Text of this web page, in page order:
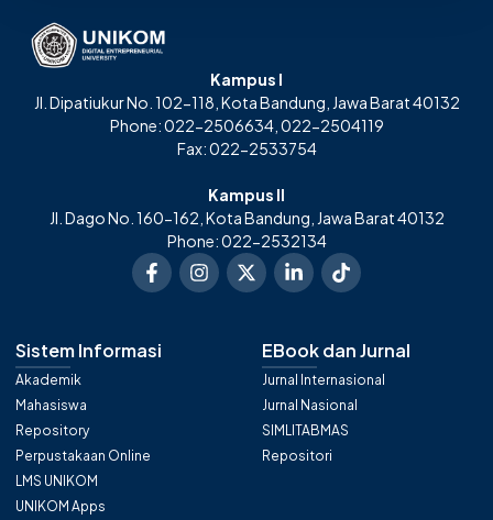
Kampus I
Jl. Dipatiukur No. 102-118, Kota Bandung, Jawa Barat 40132
Phone: 022-2506634, 022-2504119
Fax: 022-2533754
Kampus II
Jl. Dago No. 160-162, Kota Bandung, Jawa Barat 40132
Phone: 022-2532134
Sistem Informasi
Akademik
Mahasiswa
Repository
Perpustakaan Online
LMS UNIKOM
UNIKOM Apps
EBook dan Jurnal
Jurnal Internasional
Jurnal Nasional
SIMLITABMAS
Repositori